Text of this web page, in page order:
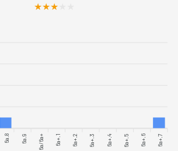
6a.8 6a.9 6a/6a+ 6a+.1 6a+.2 6a+.3 6a+.4 6a+.5 6a+.6 6a+.7